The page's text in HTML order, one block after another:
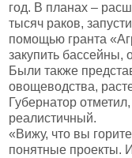
год. В планах –
тысяч раков,
помощью гранта
закупить бассейны,
Были также
овощеводства,
Губернатор
реалистичный.
«Вижу, что вы
понятные проекты.